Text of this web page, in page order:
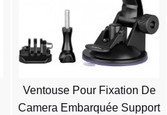
Ventouse Pour Fixation De
Camera Embarquée Support